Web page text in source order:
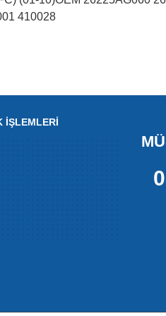
410028
İŞLEMLERİ